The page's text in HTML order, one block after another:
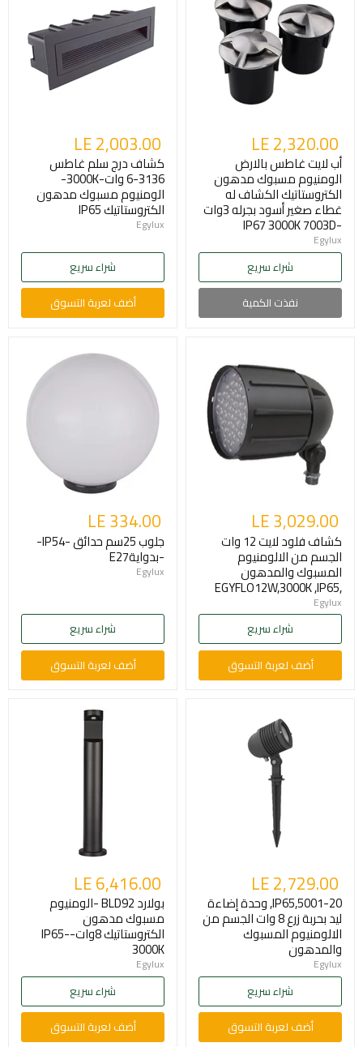
LE 2,320.00
أب لايت غاطس بالارض
الومنيوم مسبوك مدهون
الكتروستاتيك الكشاف له
غطاء صغير أسود بجرله 3وات
-IP67 3000K 7003D
Egylux
شراء سريع
نفذت الكمية
LE 2,003.00
كشاف درج سلم غاطس
3136-6 وات-3000K-
الومنيوم مسبوك مدهون
الكتروستاتيك IP65
Egylux
شراء سريع
أضف لعربة التسوق
LE 3,029.00
كشاف فلود لايت 12 وات
الجسم من الالومنيوم
المسبوك والمدهون
,EGYFLO12W,3000K ,IP65
Egylux
شراء سريع
أضف لعربة التسوق
LE 334.00
جلوب 25سم حدائق -IP54-
-بدوايةE27
Egylux
شراء سريع
أضف لعربة التسوق
LE 2,729.00
5001-20,IP65, وحدة إضاءة
ليد بحربة زرع 8 وات الجسم من
الالومنيوم المسبوك
والمدهون
Egylux
شراء سريع
أضف لعربة التسوق
LE 6,416.00
بولارد BLD92 -الومنيوم
مسبوك مدهون
الكتروستاتيك 8وات-IP65-
3000K
Egylux
شراء سريع
أضف لعربة التسوق